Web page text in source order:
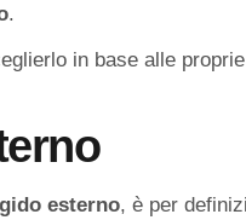
.
in base alle
esterno, è per